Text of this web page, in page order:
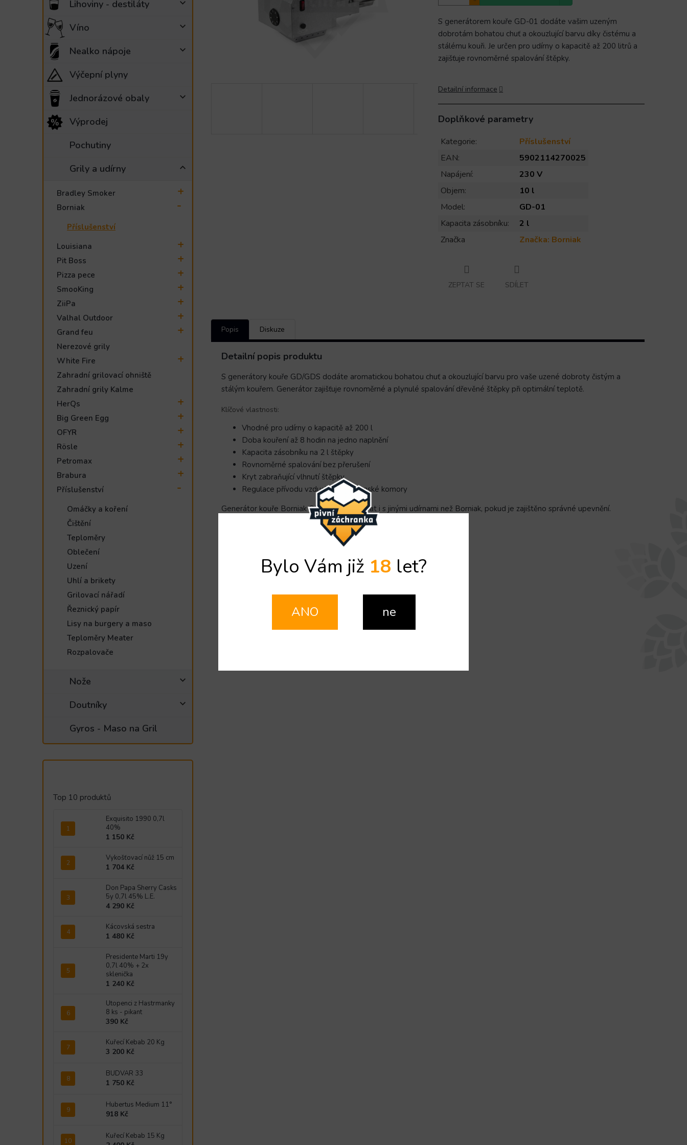
Lihoviny - destiláty
Víno
Nealko nápoje
Výčepní plyny
Jednorázové obaly
Výprodej
Pochutiny
Grily a udírny
Bradley Smoker
Borniak
Příslušenství
Louisiana
Pit Boss
Pizza pece
SmooKing
ZiiPa
Valhal Outdoor
Grand feu
Nerezové grily
White Fire
Zahradní grilovací ohniště
Zahradní grily Kalme
HerQs
Big Green Egg
OFYR
Rösle
Petromax
Brabura
Příslušenství
Omáčky a koření
Čištění
Teploměry
Oblečení
Uzení
Uhlí a brikety
Grilovací nářadí
Řeznický papír
Lisy na burgery a maso
Teploměry Meater
Rozpalovače
Nože
Doutníky
Gyros - Maso na Gril
Top 10 produktů
Exquisito 1990 0,7l
40%
1 150 Kč
Vykošťovací nůž 15 cm
1 704 Kč
Don Papa Sherry Casks
5y 0,7l 45% L.E.
4 290 Kč
Kácovská sestra
1 480 Kč
Presidente Marti 19y
0,7l 40% + 2x
sklenička
1 240 Kč
Utopenci z Hastrmanky
8 ks - pikant
390 Kč
Kuřecí Kebab 20 Kg
3 200 Kč
BUDVAR 33
1 750 Kč
Hubertus Medium 11°
918 Kč
Kuřecí Kebab 15 Kg
S generátorem kouře GD-01 dodáte vašim uzeným
dobrotám bohatou chuť a okouzlující barvu díky čistému a
stálému kouři. Je určen pro udírny o kapacitě až 200 litrů a
zajišťuje rovnoměrné spalování štěpky.
Detailní informace
Doplňkové parametry
Kategorie:
Příslušenství
EAN:
5902114270025
Napájení:
230 V
Objem:
10 l
Model:
GD-01
Kapacita zásobníku:
2 l
Značka
Značka: Borniak
ZEPTAT SE SDÍLET
Popis Diskuze
Detailní popis produktu
S generátory kouře GD/GDS dodáte aromatickou bohatou chuť a okouzlující barvu pro vaše uzené dobroty čistým a
stálým kouřem. Generátor zajišťuje rovnoměrné a plynulé spalování dřevěné štěpky při optimální teplotě.
Klíčové vlastnosti:
Vhodné pro udírny o kapacitě až 200 l
Doba kouření až 8 hodin na jedno naplnění
Kapacita zásobníku na 2 l štěpky
Rovnoměrné spalování bez přerušení
Kryt zabraňující vlhnutí štěpky
Regulace přívodu vzduchu do udírenské komory
Generátor kouře Borniak GD-01 lze používat i s jinými udírnami než Borniak, pokud je zajištěno správné upevnění.
Bylo Vám již 18 let?
ANO ne